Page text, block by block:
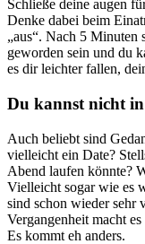
Schließe deine augen
Denke dabei beim
„aus“. Nach 5 Minuten
geworden sein und du
es dir leichter fallen,
Du kannst nicht
Auch beliebt sind
vielleicht ein Date?
Abend laufen könnte?
Vielleicht sogar wie es
sind schon wieder sehr
Vergangenheit macht
Es kommt eh anders.